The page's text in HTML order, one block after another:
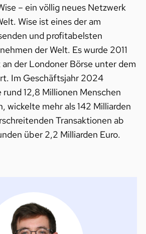
– ein völlig neues Netzwerk
Wise ist eines der am
und profitabelsten
der Welt. Es wurde 2011
der Londoner Börse unter dem
Im Geschäftsjahr 2024
12,8 Millionen Menschen
wickelte mehr als 142 Milliarden
Transaktionen ab
über 2,2 Milliarden Euro.